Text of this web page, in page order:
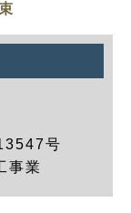
号
事業